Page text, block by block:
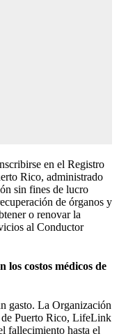
en el Registro
Rico, administrado
sin fines de lucro
de órganos y
o renovar la
al Conductor
costos médicos de
gasto. La Organización
Puerto Rico, LifeLink
fallecimiento hasta el